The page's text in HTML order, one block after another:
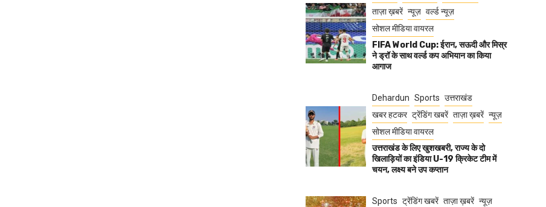
ताज़ा ख़बरें न्यूज़ वर्ल्ड न्यूज़
सोशल मीडिया वायरल
FIFA World Cup: ईरान, सऊदी और मिस्र
ने ड्रॉ के साथ वर्ल्ड कप अभियान का किया
आगाज
Dehardun Sports उत्तराखंड
खबर हटकर ट्रेंडिंग खबरें ताज़ा ख़बरें न्यूज़
सोशल मीडिया वायरल
उत्तराखंड के लिए खुशखबरी, राज्य के दो
खिलाड़ियों का इंडिया U-19 क्रिकेट टीम में
चयन, लक्ष्य बने उप कप्तान
Sports ट्रेंडिंग खबरें ताज़ा ख़बरें न्यूज़